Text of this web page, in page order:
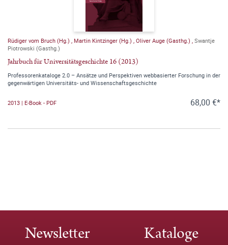
Rüdiger vom Bruch (Hg.) , Martin Kintzinger (Hg.) , Oliver Auge (Gasthg.) , Swantje
Piotrowski (Gasthg.)
Jahrbuch für Universitätsgeschichte 16 (2013)
Professorenkataloge 2.0 – Ansätze und Perspektiven webbasierter Forschung in der
gegenwärtigen Universitäts- und Wissenschaftsgeschichte
2013 | E-Book - PDF 68,00 €*
Newsletter Kataloge